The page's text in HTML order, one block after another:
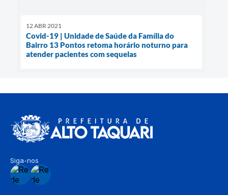
12 ABR 2021
Covid-19 | Unidade de Saúde da Família do
Bairro 13 Pontos retoma horário noturno para
atender pacientes com sequelas
Siga-nos